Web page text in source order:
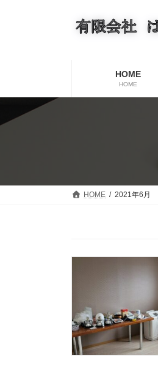
キ
プ
に
動
HOME
HOME
HOME 2021年6月